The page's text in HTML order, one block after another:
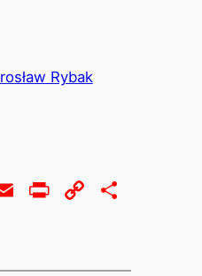
Rybak
EmailPrintCopy